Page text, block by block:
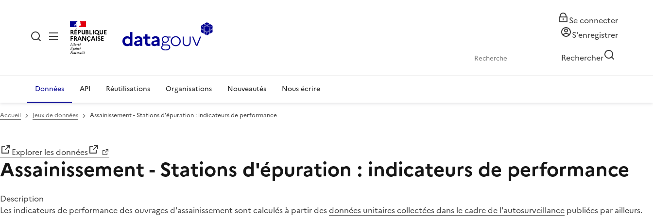
RÉPUBLIQUE
FRANÇAISE
Se connecter
S'enregistrer
Rechercher
Données API Réutilisations Organisations Nouveautés Nous écrire
Accueil Jeux de données Assainissement - Stations d'épuration : indicateurs de performance
Explorer les données
Assainissement - Stations d'épuration : indicateurs de performance
Description
Les indicateurs de performance des ouvrages d'assainissement sont calculés à partir desdonnées unitaires collectées dans le cadre de l'autosurveillance publiées par ailleurs.